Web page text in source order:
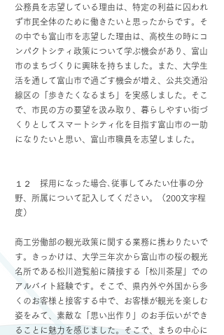
公務員を志望している理由は、特定の利益に囚われ
ず市民全体のために働きたいと思ったからです。そ
の中でも富山市を志望した理由は、高校生の時にコ
ンパクトシティ政策について学ぶ機会があり、富山
市のまちづくりに興味を持ちました。また、大学生
活を通して富山市で過ごす機会が増え、公共交通沿
線区の「歩きたくなるまち」を実感しました。そこ
で、市民の方の要望を汲み取り、暮らしやすい街づ
くりとしてスマートシティ化を目指す富山市の一助
になりたいと思い、富山市職員を志望しました。
１２ 採用になった場合､従事してみたい仕事の分
野、所属について記入してください。（200文字程
度）
商工労働部の観光政策に関する業務に携わりたいで
す。きっかけは、大学三年次から富山市の桜の観光
名所である松川遊覧船に隣接する「松川茶屋」での
アルバイト経験です。そこで、県内外や外国から多
くのお客様と接客する中で、お客様が観光を楽しむ
姿をみて、素敵な「思い出作り」のお手伝いができ
ることに魅力を感じました。そこで、まちの中心に